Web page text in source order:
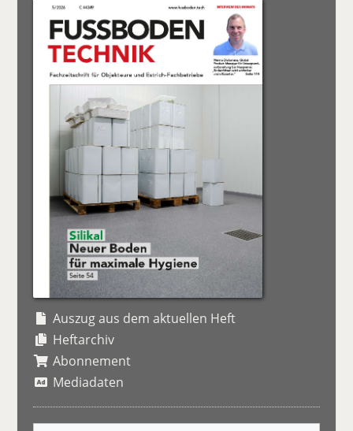
Auszug aus dem aktuellen Heft
Heftarchiv
Abonnement
Mediadaten